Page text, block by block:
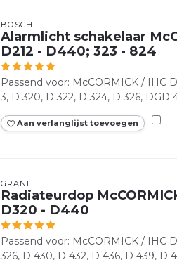
BOSCH
Alarmlicht schakelaar
D212 - D440; 323 - 824
Passend voor: McCORMICK / IHC
3, D 320, D 322, D 324, D 326, DGD
Aan verlanglijst toevoegen
GRANIT
Radiateurdop
D320 - D440
Passend voor: McCORMICK / IHC
326, D 430, D 432, D 436, D 439, D